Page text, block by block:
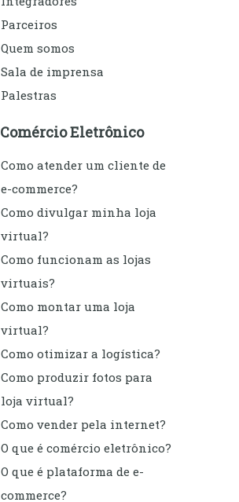
Parceiros
Quem somos
Sala de imprensa
Palestras
Comércio Eletrônico
Como atender um cliente de
e-commerce?
Como divulgar minha loja
virtual?
Como funcionam as lojas
virtuais?
Como montar uma loja
virtual?
Como otimizar a logística?
Como produzir fotos para
loja virtual?
Como vender pela internet?
O que é comércio eletrônico?
O que é plataforma de e-
commerce?